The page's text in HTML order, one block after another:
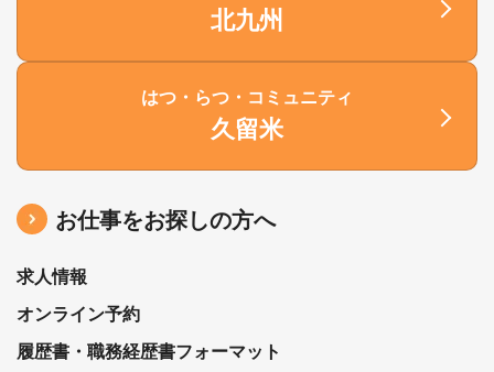
北九州
はつ・らつ・コミュニティ
久留米
お仕事をお探しの方へ
求人情報
オンライン予約
履歴書・職務経歴書フォーマット